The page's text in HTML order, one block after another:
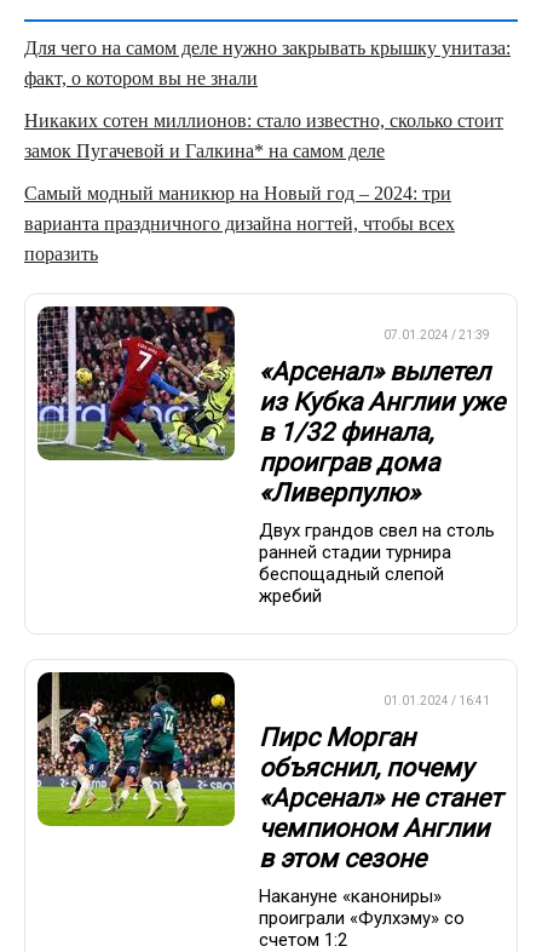
Для чего на самом деле нужно закрывать крышку унитаза:
факт, о котором вы не знали
Никаких сотен миллионов: стало известно, сколько стоит
замок Пугачевой и Галкина* на самом деле
Самый модный маникюр на Новый год – 2024: три
варианта праздничного дизайна ногтей, чтобы всех
поразить
07.01.2024 / 21:39
«Арсенал» вылетел
из Кубка Англии уже
в 1/32 финала,
проиграв дома
«Ливерпулю»
Двух грандов свел на столь
ранней стадии турнира
беспощадный слепой
жребий
01.01.2024 / 16:41
Пирс Морган
объяснил, почему
«Арсенал» не станет
чемпионом Англии
в этом сезоне
Накануне «канониры»
проиграли «Фулхэму» со
счетом 1:2